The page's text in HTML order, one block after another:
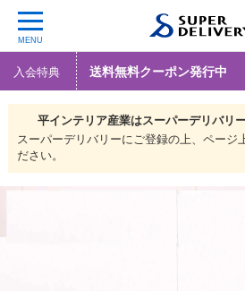
MENU
入会特典 送料無料クーポン発行中
平インテリア産業はスーパーデリバリ
スーパーデリバリーにご登録の上、ページ
ださい。